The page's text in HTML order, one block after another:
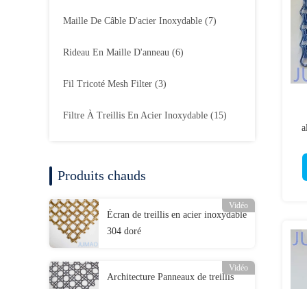
Maille De Câble D'acier Inoxydable (7)
Rideau En Maille D'anneau (6)
Fil Tricoté Mesh Filter (3)
Filtre À Treillis En Acier Inoxydable (15)
Produits chauds
Vidéo
Écran de treillis en acier inoxydable
304 doré
Vidéo
Architecture Panneaux de treillis